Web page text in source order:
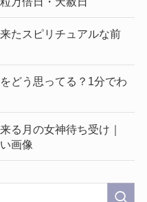
たスピリチュアルな前
どう思ってる？1分でわ
る月の女神待ち受け｜
画像